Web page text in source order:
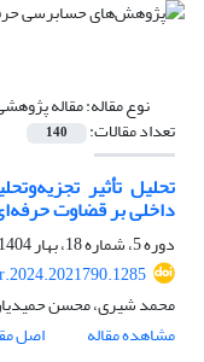
نوع مقاله:مقاله
تعداد مقالات: 140
تحلیل تأثیر
داخلی بر قضاوت
دوره 5، شماره 18، بهار 1404، صفحه
محمد شیری، محسن
مشاهده مقاله
اصل